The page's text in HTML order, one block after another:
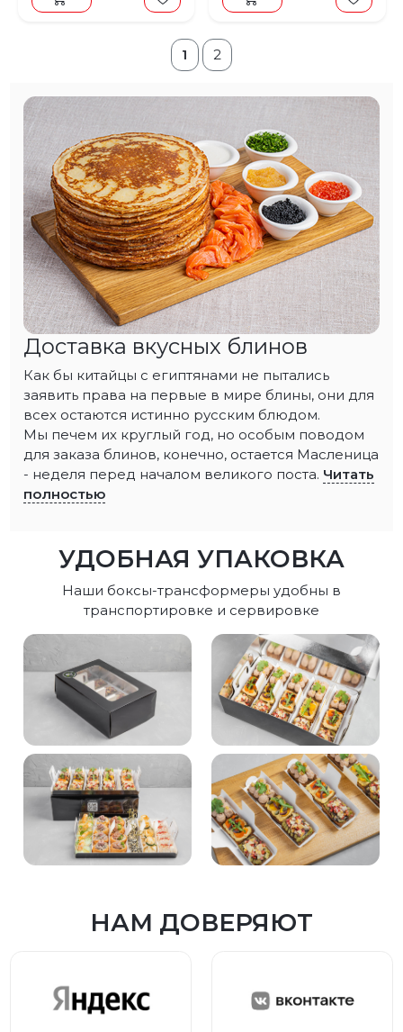
1 2
Доставка вкусных блинов
Как бы китайцы с египтянами не пытались
заявить права на первые в мире блины, они для
всех остаются истинно русским блюдом.
Мы печем их круглый год, но особым поводом
для заказа блинов, конечно, остается Масленица
- неделя перед началом великого поста. Читать
полностью
УДОБНАЯ УПАКОВКА
Наши боксы-трансформеры удобны в
транспортировке и сервировке
НАМ ДОВЕРЯЮТ